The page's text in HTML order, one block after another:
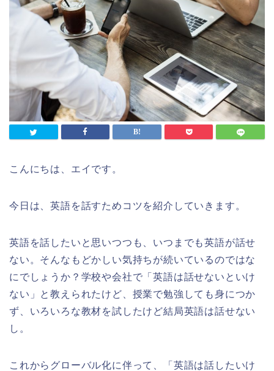
こんにちは、エイです。
今日は、英語を話すためコツを紹介していきます。
英語を話したいと思いつつも、いつまでも英語が話せ
ない。そんなもどかしい気持ちが続いているのではな
にでしょうか？学校や会社で「英語は話せないといけ
ない」と教えられたけど、授業で勉強しても身につか
ず、いろいろな教材を試したけど結局英語は話せない
し。
これからグローバル化に伴って、「英語は話したいけ